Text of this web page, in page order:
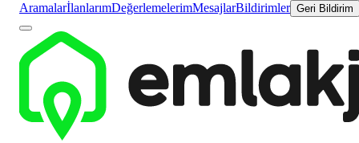
AramalarİlanlarımDeğerlemelerimMesajlarBildirimler Geri Bildirim